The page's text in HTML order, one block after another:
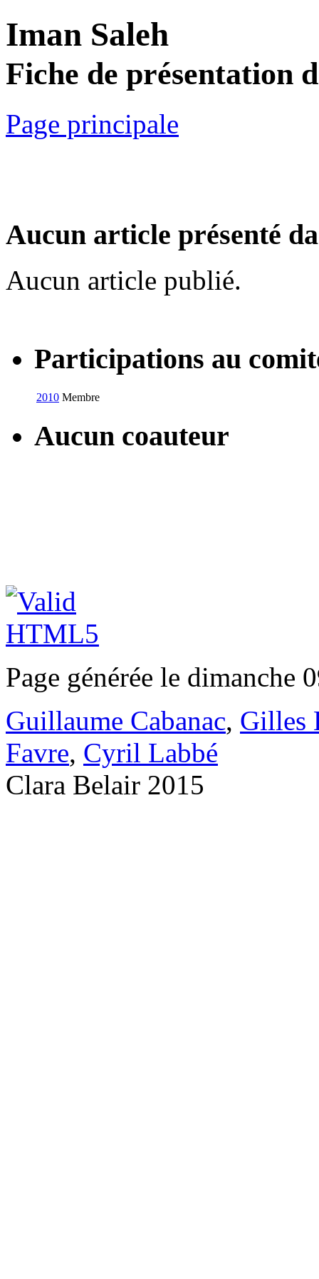
Iman Saleh
Fiche de présentation
Page principale
Aucun article présenté
Aucun article publié.
Participations au
2010 Membre
Aucun coauteur
Page générée le dimanche
Guillaume Cabanac, Gilles
Favre, Cyril Labbé
Clara Belair 2015